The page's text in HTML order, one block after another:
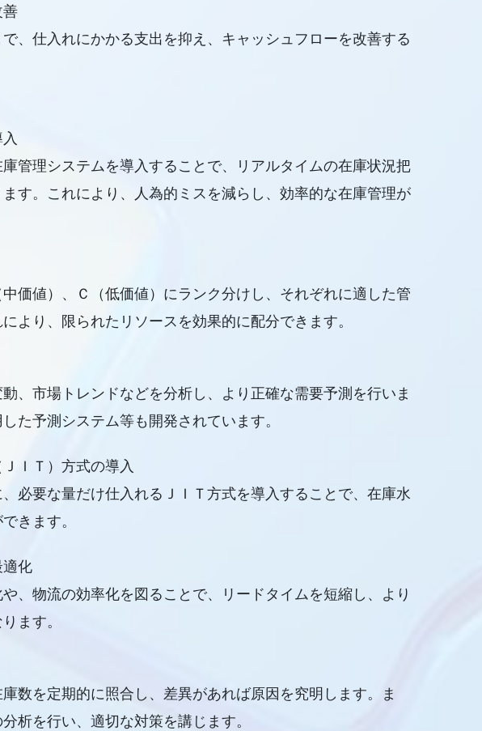
善
、仕入れにかかる支出を抑え、キャッシュフローを改善する
管理システムを導入することで、リアルタイムの在庫状況把
す。これにより、人為的ミスを減らし、効率的な在庫管理が
価値）、Ｃ（低価値）にランク分けし、それぞれに適した管
より、限られたリソースを効果的に配分できます。
、市場トレンドなどを分析し、より正確な需要予測を行いま
た予測システム等も開発されています。
ＩＴ）方式の導入
必要な量だけ仕入れるＪＩＴ方式を導入することで、在庫水
きます。
適化
、物流の効率化を図ることで、リードタイムを短縮し、より
ます。
数を定期的に照合し、差異があれば原因を究明します。ま
析を行い、適切な対策を講じます。